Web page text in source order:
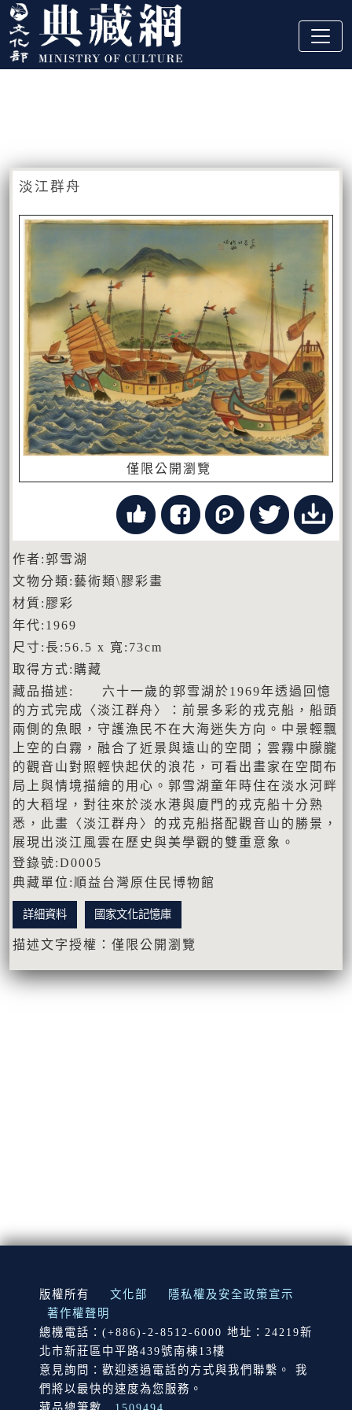
跳到主要內容
:::
淡江群舟
僅限公開瀏覽
作者:郭雪湖
文物分類:藝術類\膠彩畫
材質:膠彩
年代:1969
尺寸:長:56.5 x 寬:73cm
取得方式:購藏
藏品描述: 六十一歲的郭雪湖於1969年透過回憶
的方式完成〈淡江群舟〉：前景多彩的戎克船，船頭
兩側的魚眼，守護漁民不在大海迷失方向。中景輕飄
上空的白霧，融合了近景與遠山的空間；雲霧中朦朧
的觀音山對照輕快起伏的浪花，可看出畫家在空間布
局上與情境描繪的用心。郭雪湖童年時住在淡水河畔
的大稻埕，對往來於淡水港與廈門的戎克船十分熟
悉，此畫〈淡江群舟〉的戎克船搭配觀音山的勝景，
展現出淡江風雲在歷史與美學觀的雙重意象。
登錄號:D0005
典藏單位:順益台灣原住民博物館
詳細資料 國家文化記憶庫
描述文字授權：僅限公開瀏覽
:::
版權所有 文化部
隱私權及安全政策宣示
著作權聲明
總機電話：(+886)-2-8512-6000 地址：24219新
北市新莊區中平路439號南棟13樓
意見詢問：歡迎透過電話的方式與我們聯繫。 我
們將以最快的速度為您服務。
藏品總筆數
1509494